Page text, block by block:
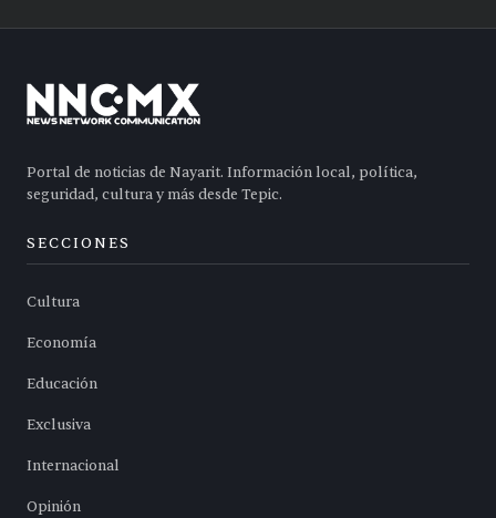
Portal de noticias de Nayarit. Información local, política,
seguridad, cultura y más desde Tepic.
SECCIONES
Cultura
Economía
Educación
Exclusiva
Internacional
Opinión